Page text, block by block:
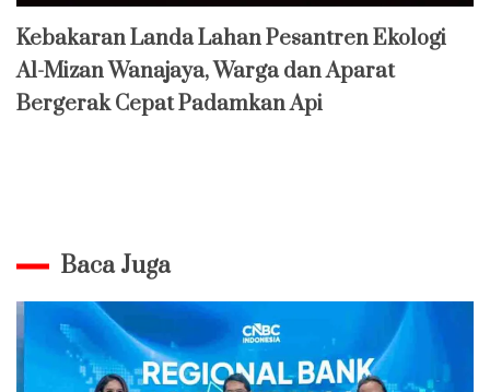
Kebakaran Landa Lahan Pesantren Ekologi
Al-Mizan Wanajaya, Warga dan Aparat
Bergerak Cepat Padamkan Api
Baca Juga